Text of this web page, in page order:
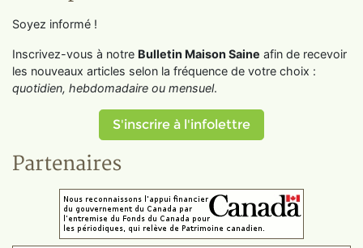
Soyez informé !
Inscrivez-vous à notre Bulletin Maison Saine afin de recevoir
les nouveaux articles selon la fréquence de votre choix :
quotidien, hebdomadaire ou mensuel.
S'inscrire à l'infolettre
Partenaires